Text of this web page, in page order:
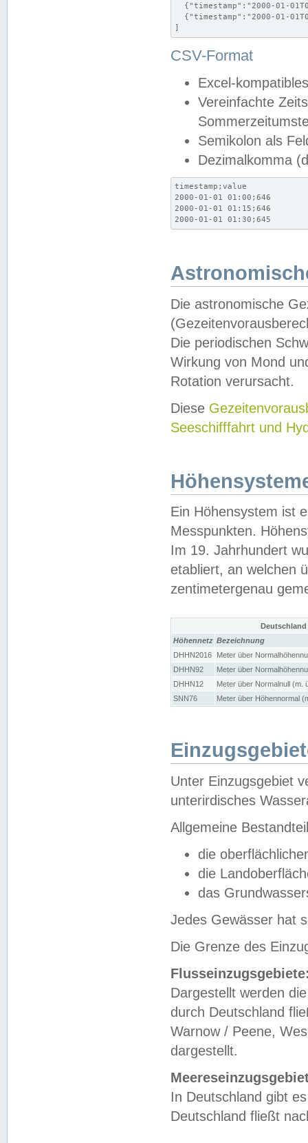
{"timestamp":"2000-01-
{"timestamp":"2000-01-
]
CSV-Format
Excel-
Vereinfachte
Semikolon als
Dezimalkomma
timestamp;value
2000-01-01 01:00;646
2000-01-01 01:15;646
2000-01-01 01:30;645
Die astronomische
Die periodischen
Wirkung von Mond
Rotation verursacht.
Diese
Seeschifffahrt und
Ein Höhensystem ist
Messpunkten.
Im 19. Jahrhundert
etabliert, an welchen
zentimetergenau
Höhennetz Bezeichnung
DHHN2016
Meter über
DHHN92
Meter über
DHHN12
Meter über Normalnull (m.
SNN76
Meter über Höhennormal
Unter Einzugsgebiet
unterirdisches
Allgemeine
die
die
das
Jedes Gewässer hat
Die Grenze des
Dargestellt werden
durch Deutschland
Warnow / Peene,
dargestellt.
In Deutschland gibt
Deutschland fließt